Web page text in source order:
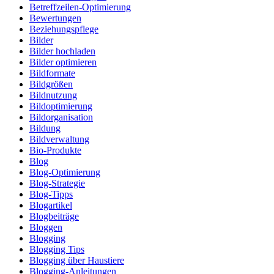
Betreffzeilen-Optimierung
Bewertungen
Beziehungspflege
Bilder
Bilder hochladen
Bilder optimieren
Bildformate
Bildgrößen
Bildnutzung
Bildoptimierung
Bildorganisation
Bildung
Bildverwaltung
Bio-Produkte
Blog
Blog-Optimierung
Blog-Strategie
Blog-Tipps
Blogartikel
Blogbeiträge
Bloggen
Blogging
Blogging Tips
Blogging über Haustiere
Blogging-Anleitungen